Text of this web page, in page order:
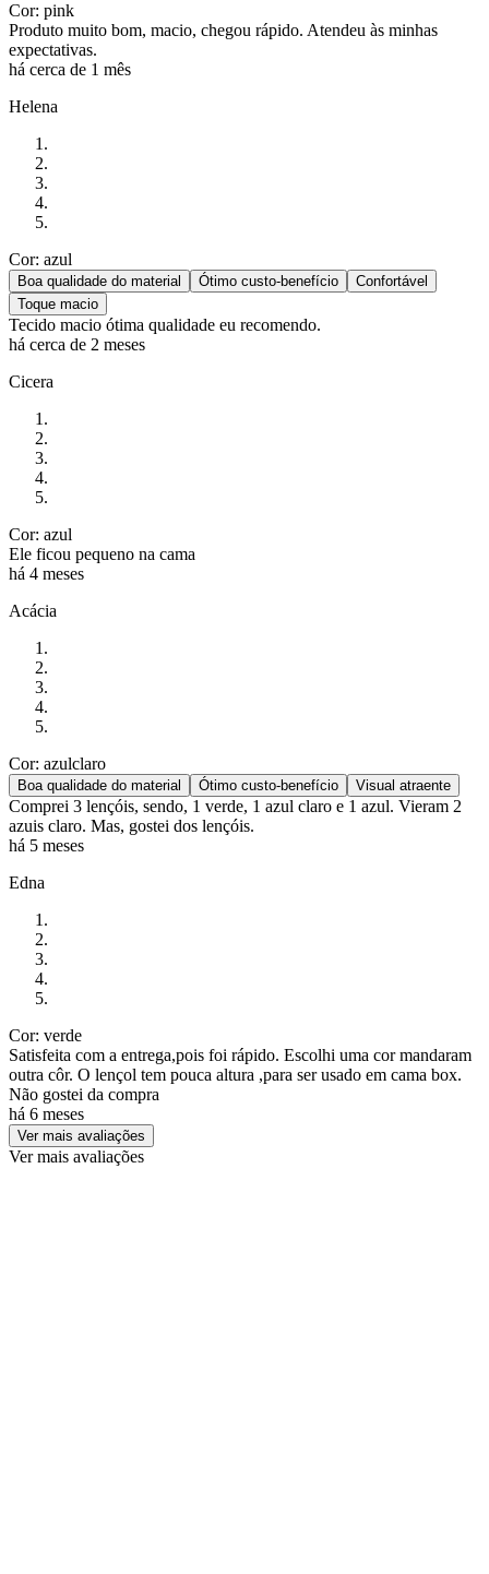
Cor: pink
Produto muito bom, macio, chegou rápido. Atendeu às minhas
expectativas.
há cerca de 1 mês
Helena
Cor: azul
Boa qualidade do material Ótimo custo-benefício
Confortável
Toque macio
Tecido macio ótima qualidade eu recomendo.
há cerca de 2 meses
Cicera
Cor: azul
Ele ficou pequeno na cama
há 4 meses
Acácia
Cor: azulclaro
Boa qualidade do material Ótimo custo-benefício Visual atraente
Comprei 3 lençóis, sendo, 1 verde, 1 azul claro e 1 azul. Vieram 2
azuis claro. Mas, gostei dos lençóis.
há 5 meses
Edna
Cor: verde
Satisfeita com a entrega,pois foi rápido. Escolhi uma cor mandaram
outra côr. O lençol tem pouca altura ,para ser usado em cama box.
Não gostei da compra
há 6 meses
Ver mais avaliações
Ver mais avaliações